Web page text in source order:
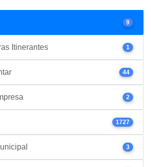
9
Itinerantes 1
44
2
1727
3